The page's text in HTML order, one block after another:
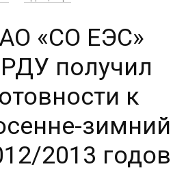
«СО ЕЭС»
получил
к
зимний
2013 годов